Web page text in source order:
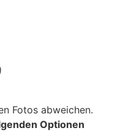
Fotos abweichen.
Optionen